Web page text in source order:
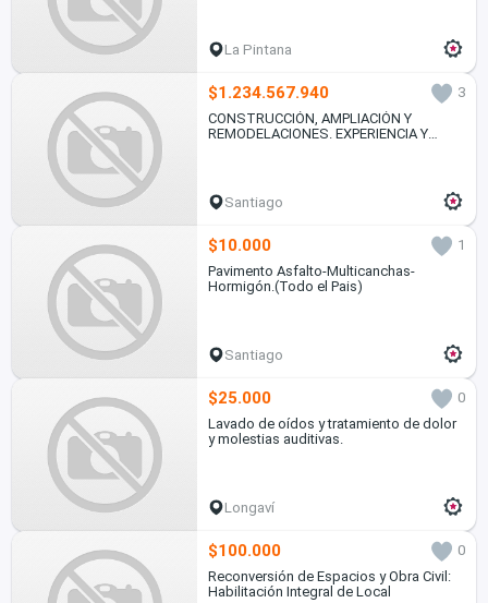
La Pintana
$1.234.567.940
3
CONSTRUCCIÓN, AMPLIACIÓN Y
REMODELACIONES. EXPERIENCIA Y
Santiago
$10.000
1
Pavimento Asfalto-Multicanchas-
Hormigón.(Todo el Pais)
Santiago
$25.000
0
Lavado de oídos y tratamiento de dolor
y molestias auditivas.
Longaví
$100.000
0
Reconversión de Espacios y Obra Civil:
Habilitación Integral de Local